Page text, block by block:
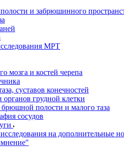
и забрюшинного
МРТ
мозга и костей черепа
суставов конечностей
грудной клетки
полости и малого таза
сосудов
на дополнительные
мнение"